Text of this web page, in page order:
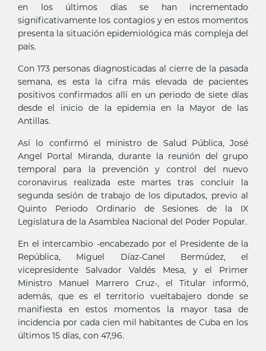
en los últimos días se han incrementado
significativamente los contagios y en estos momentos
presenta la situación epidemiológica más compleja del
país.
Con 173 personas diagnosticadas al cierre de la pasada
semana, es esta la cifra más elevada de pacientes
positivos confirmados allí en un periodo de siete días
desde el inicio de la epidemia en la Mayor de las
Antillas.
Así lo confirmó el ministro de Salud Pública, José
Angel Portal Miranda, durante la reunión del grupo
temporal para la prevención y control del nuevo
coronavirus realizada este martes tras concluir la
segunda sesión de trabajo de los diputados, previo al
Quinto Periodo Ordinario de Sesiones de la IX
Legislatura de la Asamblea Nacional del Poder Popular.
En el intercambio -encabezado por el Presidente de la
República, Miguel Díaz-Canel Bermúdez, el
vicepresidente Salvador Valdés Mesa, y el Primer
Ministro Manuel Marrero Cruz-, el Titular informó,
además, que es el territorio vueltabajero donde se
manifiesta en estos momentos la mayor tasa de
incidencia por cada cien mil habitantes de Cuba en los
últimos 15 días, con 47,96.